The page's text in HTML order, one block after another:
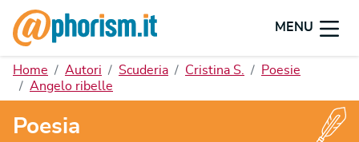
MENU
Home Autori Scuderia Cristina S.
Poesie
Angelo ribelle
Poesia